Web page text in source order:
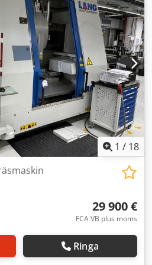
Ingår: olika klämmhylsor
1 / 18
29 900 €
FCA VB plus moms
Ringa